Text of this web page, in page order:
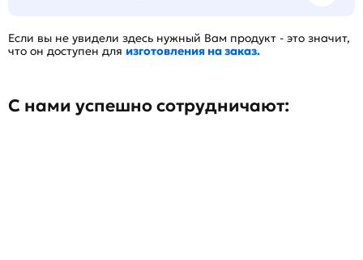
Если вы не увидели здесь нужный Вам продукт - это значит,
что он доступен для изготовления на заказ.
С нами успешно сотрудничают: